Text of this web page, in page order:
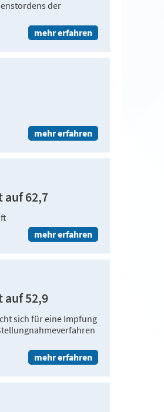
der
mehr erfahren
mehr erfahren
auf 62,7
mehr erfahren
auf 52,9
sich für eine Impfung
mehr erfahren